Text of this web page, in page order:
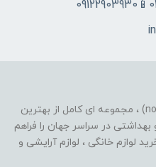
فروشگاه اینترنتی نوبهار (nobahar.net) ، مجموعه ای کامل از بهترین
بهداشتی در سراسر جهان را فراهم
لوازم خانگی ، لوازم آرایشی و